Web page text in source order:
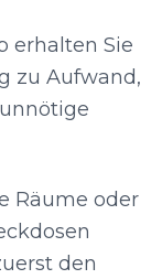
erhalten Sie
zu Aufwand,
Räume oder
den